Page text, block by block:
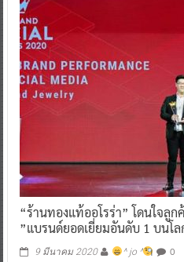
“ร้านทองแท้ออโรร่า” โดนใจลู
”แบรนด์ยอดเยี่ยมอันดับ 1 บนโล
9 มีนาคม 2020 ^ jo ^ 0